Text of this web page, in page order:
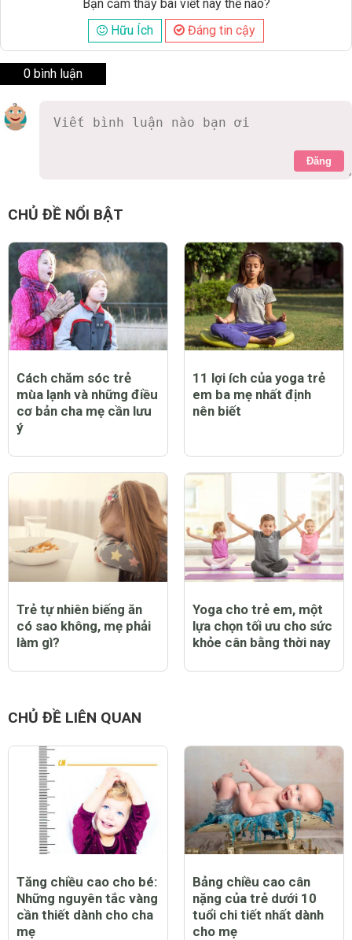
Bạn cảm thấy bài viết này thế nào?
Hữu Ích
Đáng tin cậy
0 bình luận
Đăng
CHỦ ĐỀ NỔI BẬT
Cách chăm sóc trẻ
mùa lạnh và những điều
cơ bản cha mẹ cần lưu
ý
11 lợi ích của yoga trẻ
em ba mẹ nhất định
nên biết
Trẻ tự nhiên biếng ăn
có sao không, mẹ phải
làm gì?
Yoga cho trẻ em, một
lựa chọn tối ưu cho sức
khỏe cân bằng thời nay
CHỦ ĐỀ LIÊN QUAN
Tăng chiều cao cho bé:
Những nguyên tắc vàng
cần thiết dành cho cha
mẹ
Bảng chiều cao cân
nặng của trẻ dưới 10
tuổi chi tiết nhất dành
cho mẹ